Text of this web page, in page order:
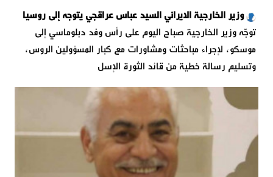
وزير الخارجية الايراني السيد عباس عراقجي يتوجه إلى روسيا
توجّه وزير الخارجية صباح اليوم على رأس وفد دبلوماسي إلى
موسكو، لإجراء مباحثات ومشاورات مع كبار المسؤولين الروس،
وتسليم رسالة خطية من قائد الثورة الإسل